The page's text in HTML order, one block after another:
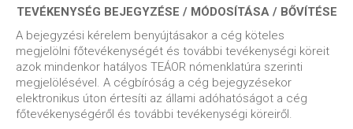
TEVÉKENYSÉG BEJEGYZÉSE / MÓDOSÍTÁSA / BŐVÍTÉSE
A bejegyzési kérelem benyújtásakor a cég köteles
megjelölni főtevékenységét és további tevékenységi köreit
azok mindenkor hatályos TEÁOR nómenklatúra szerinti
megjelölésével. A cégbíróság a cég bejegyzésekor
elektronikus úton értesíti az állami adóhatóságot a cég
főtevékenységéről és további tevékenységi köreiről.